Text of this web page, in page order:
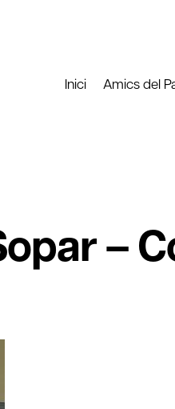
Inici
Amics del
–